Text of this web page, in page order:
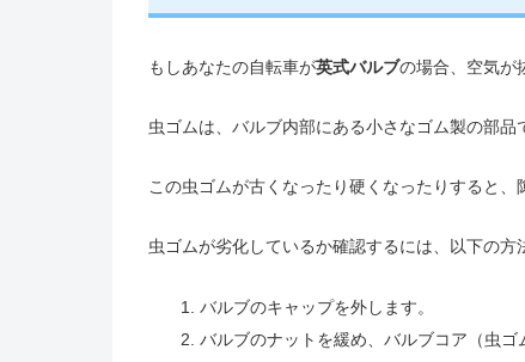
もしあなたの自転車が英式バルブの場合、空気が
虫ゴムは、バルブ内部にある小さなゴム製の部品
この虫ゴムが古くなったり硬くなったりすると、
虫ゴムが劣化しているか確認するには、以下の方
バルブのキャップを外します。
バルブのナットを緩め、バルブコア（虫ゴ